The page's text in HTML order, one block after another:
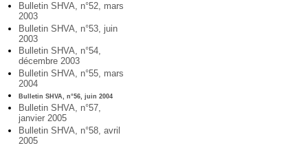
Bulletin SHVA, n°52, mars
2003
Bulletin SHVA, n°53, juin
2003
Bulletin SHVA, n°54,
décembre 2003
Bulletin SHVA, n°55, mars
2004
Bulletin SHVA, n°56, juin 2004
Bulletin SHVA, n°57,
janvier 2005
Bulletin SHVA, n°58, avril
2005